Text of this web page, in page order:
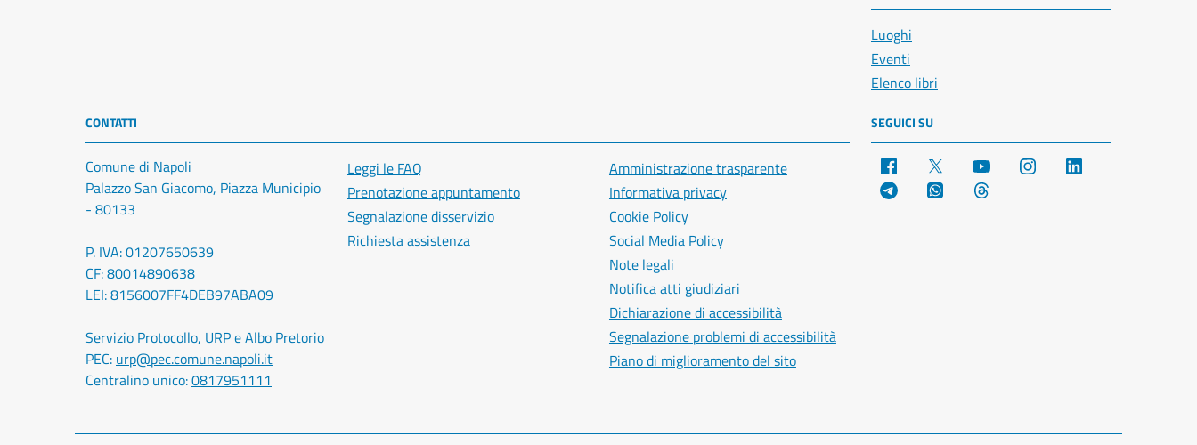
Luoghi
Eventi
Elenco libri
CONTATTI
Comune di Napoli
Palazzo San Giacomo, Piazza Municipio
- 80133
P. IVA: 01207650639
CF: 80014890638
LEI: 8156007FF4DEB97ABA09
Servizio Protocollo, URP e Albo Pretorio
PEC: urp@pec.comune.napoli.it
Centralino unico:0817951111
Leggi le FAQ
Prenotazione appuntamento
Segnalazione disservizio
Richiesta assistenza
Amministrazione trasparente
Informativa privacy
Cookie Policy
Social Media Policy
Note legali
Notifica atti giudiziari
Dichiarazione di accessibilità
Segnalazione problemi di accessibilità
Piano di miglioramento del sito
SEGUICI SU
Facebook YouTube Instagram
Telegram WhatsApp